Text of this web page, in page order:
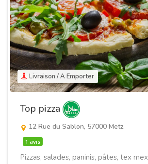
Livraison / A Emporter
Top pizza
12 Rue du Sablon, 57000 Metz
1 avis
Pizzas, salades, paninis, pâtes, tex mex